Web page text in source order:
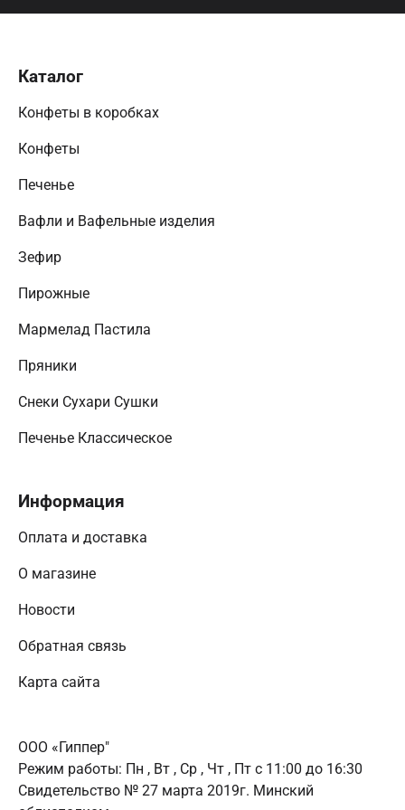
Каталог
Конфеты в коробках
Конфеты
Печенье
Вафли и Вафельные изделия
Зефир
Пирожные
Мармелад Пастила
Пряники
Снеки Сухари Сушки
Печенье Классическое
Информация
Оплата и доставка
О магазине
Новости
Обратная связь
Карта сайта
ООО «Гиппер"
Режим работы: Пн , Вт , Ср , Чт , Пт c 11:00 до 16:30
Свидетельство № 27 марта 2019г. Минский